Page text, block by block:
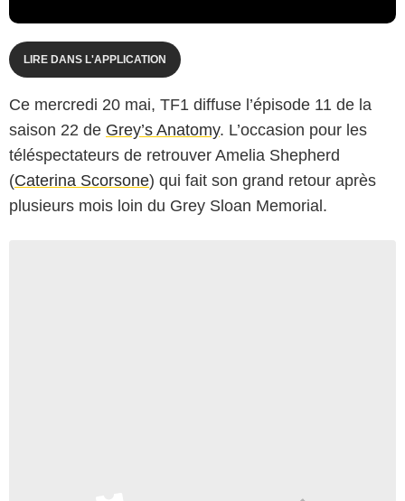
LIRE DANS L'APPLICATION
Ce mercredi 20 mai, TF1 diffuse l’épisode 11 de la
saison 22 de Grey’s Anatomy. L’occasion pour les
téléspectateurs de retrouver Amelia Shepherd
(Caterina Scorsone) qui fait son grand retour après
plusieurs mois loin du Grey Sloan Memorial.